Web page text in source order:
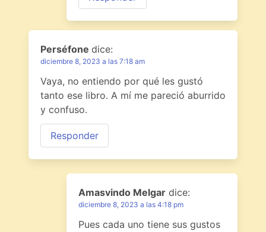
Perséfone dice:
diciembre 8, 2023 a las 7:18 am
Vaya, no entiendo por qué les gustó
tanto ese libro. A mí me pareció aburrido
y confuso.
Responder
Amasvindo Melgar dice:
diciembre 8, 2023 a las 4:18 pm
Pues cada uno tiene sus gustos